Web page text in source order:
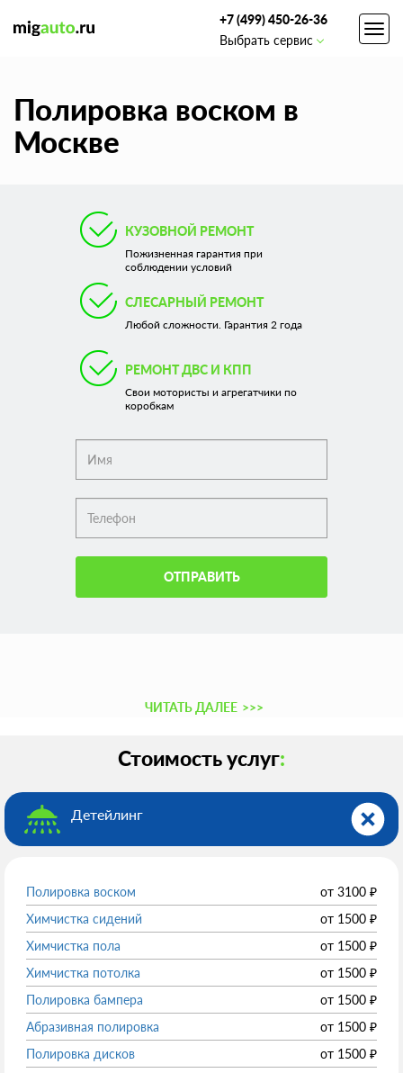
+7 (499) 450-26-36
Выбрать сервис
Полировка воском в
Москве
КУЗОВНОЙ РЕМОНТ
Пожизненная гарантия при
соблюдении условий
СЛЕСАРНЫЙ РЕМОНТ
Любой сложности. Гарантия 2 года
РЕМОНТ ДВС И КПП
Свои мотористы и агрегатчики по
коробкам
ОТПРАВИТЬ
ЧИТАТЬ ДАЛЕЕ >>>
Стоимость услуг:
Детейлинг
Полировка воском от 3100 ₽
Химчистка сидений
от 1500 ₽
Химчистка пола
от 1500 ₽
Химчистка потолка
от 1500 ₽
Полировка бампера
от 1500 ₽
Абразивная полировка
от 1500 ₽
Полировка дисков
от 1500 ₽